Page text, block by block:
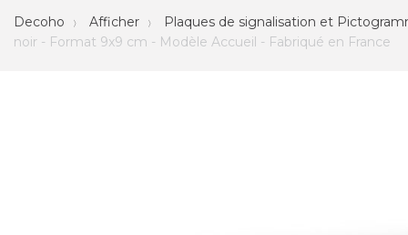
Decoho Afficher
Plaques de signalisation et
noir - Format 9x9 cm - Modèle Accueil - Fabriqué en France